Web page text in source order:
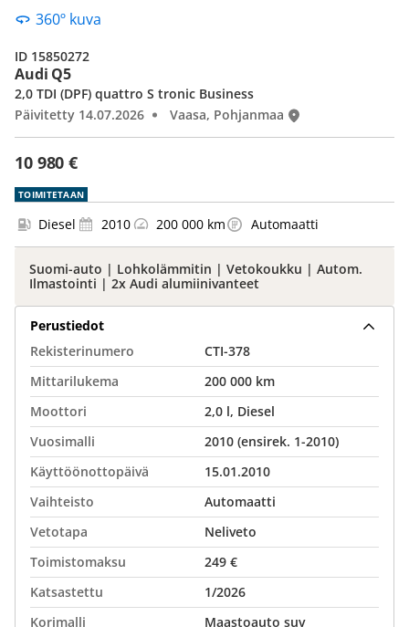
Audi Q5
10 980 €
2,0 TDI (DPF) quattro S tronic Business
Päivitetty 14.07.2026
Vaasa, Pohjanmaa
ID 15850272
360º kuva
TOIMITETAAN
Diesel 2010 200 000 km Automaatti
Suomi-auto | Lohkolämmitin | Vetokoukku | Autom.
Ilmastointi | 2x Audi alumiinivanteet
Perustiedot
Rekisterinumero
CTI-378
Mittarilukema
200 000 km
Moottori
2,0 l, Diesel
Vuosimalli
2010 (ensirek. 1-2010)
Käyttöönottopäivä
15.01.2010
Vaihteisto
Automaatti
Vetotapa
Neliveto
Toimistomaksu
249 €
Katsastettu
1/2026
Korimalli
Maastoauto suv